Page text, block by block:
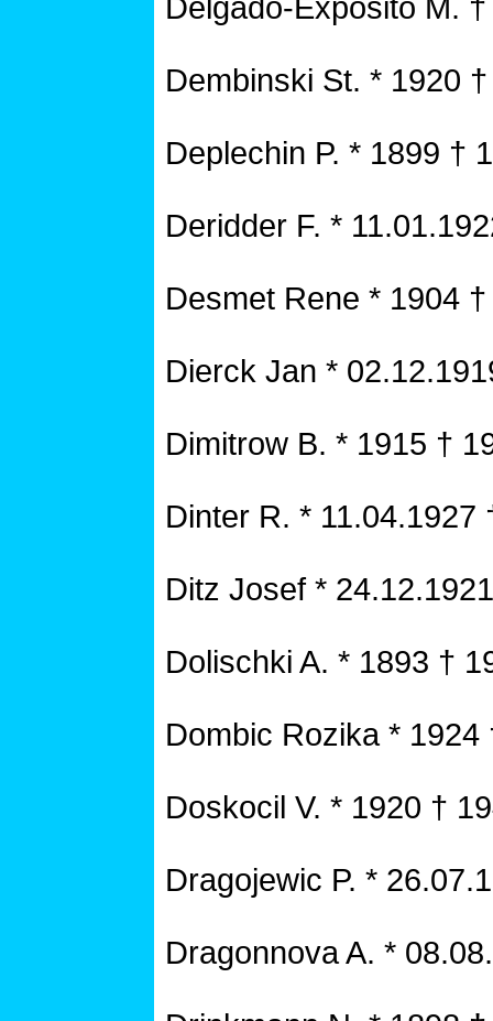
Delgado-Exposito M.
Dembinski St. * 1920
Deplechin P. * 1899 †
Deridder F. *
Desmet Rene * 1904
Dierck Jan *
Dimitrow B. * 1915 †
Dinter R. * 11.04.1927
Ditz Josef *
Dolischki A. * 1893 †
Dombic Rozika * 1924
Doskocil V. * 1920 †
Dragojewic P. *
Dragonnova A. *